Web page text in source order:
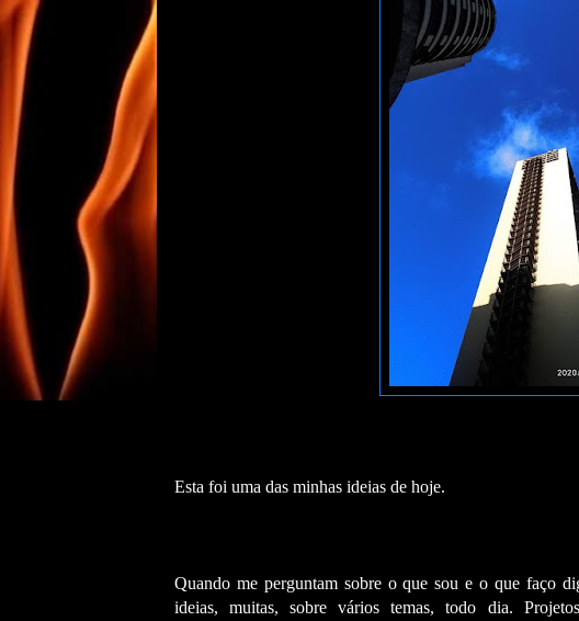
Esta foi uma das minhas ideias de hoje.
Quando me perguntam sobre o que sou e o que faço
ideias, muitas, sobre vários temas, todo dia.